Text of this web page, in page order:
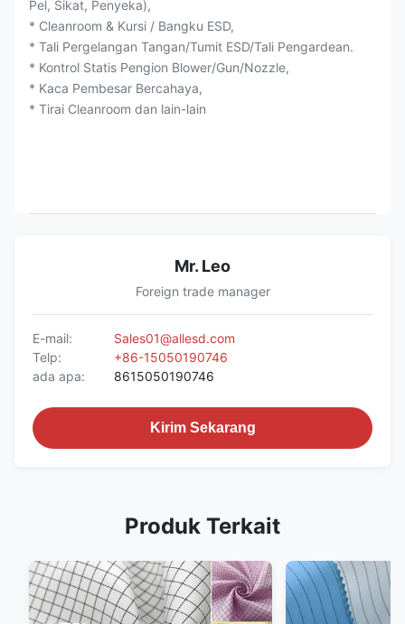
Pel, Sikat, Penyeka),
* Cleanroom & Kursi / Bangku ESD,
* Tali Pergelangan Tangan/Tumit ESD/Tali Pengardean.
* Kontrol Statis Pengion Blower/Gun/Nozzle,
* Kaca Pembesar Bercahaya,
* Tirai Cleanroom dan lain-lain
Mr. Leo
Foreign trade manager
E-mail:
Sales01@allesd.com
Telp:
+86-15050190746
ada apa:
8615050190746
Kirim Sekarang
Produk Terkait